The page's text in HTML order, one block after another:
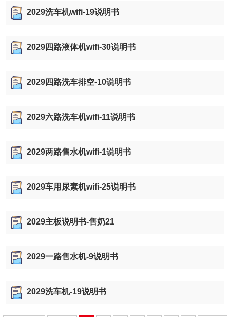
2029洗车机wifi-19说明书
2029四路液体机wifi-30说明书
2029四路洗车排空-10说明书
2029六路洗车机wifi-11说明书
2029两路售水机wifi-1说明书
2029车用尿素机wifi-25说明书
2029主板说明书-售奶21
2029一路售水机-9说明书
2029洗车机-19说明书